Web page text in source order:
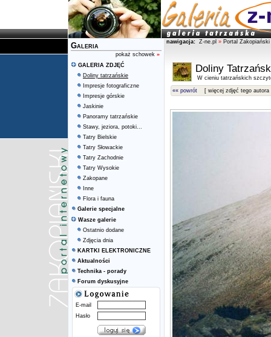
Galeria
pokaż schowek »
GALERIA ZDJĘĆ
Doliny tatrzańskie
Impresje fotograficzne
Impresje górskie
Jaskinie
Panoramy tatrzańskie
Stawy, jeziora, potoki...
Tatry Bielskie
Tatry Słowackie
Tatry Zachodnie
Tatry Wysokie
Zakopane
Inne
Flora i fauna
Galerie specjalne
Wasze galerie
Ostatnio dodane
Zdjęcia dnia
KARTKI ELEKTRONICZNE
Aktualności
Technika - porady
Forum dyskusyjne
E-mail
Hasło
nawigacja: Z-ne.pl » Portal Zakopiański
Doliny
W cieniu tatrzańskich
«« powrót [ więcej zdjęć tego autora